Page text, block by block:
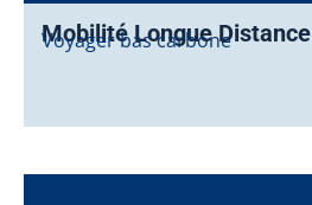
Mobilité Longue Distance
Voyager bas carbone